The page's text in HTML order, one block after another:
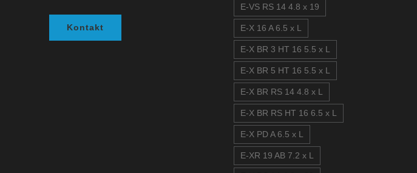
Kontakt
E-VS RS 14 4.8 x 19
E-X 16 A 6.5 x L
E-X BR 3 HT 16 5.5 x L
E-X BR 5 HT 16 5.5 x L
E-X BR RS 14 4.8 x L
E-X BR RS HT 16 6.5 x L
E-X PD A 6.5 x L
E-XR 19 AB 7.2 x L